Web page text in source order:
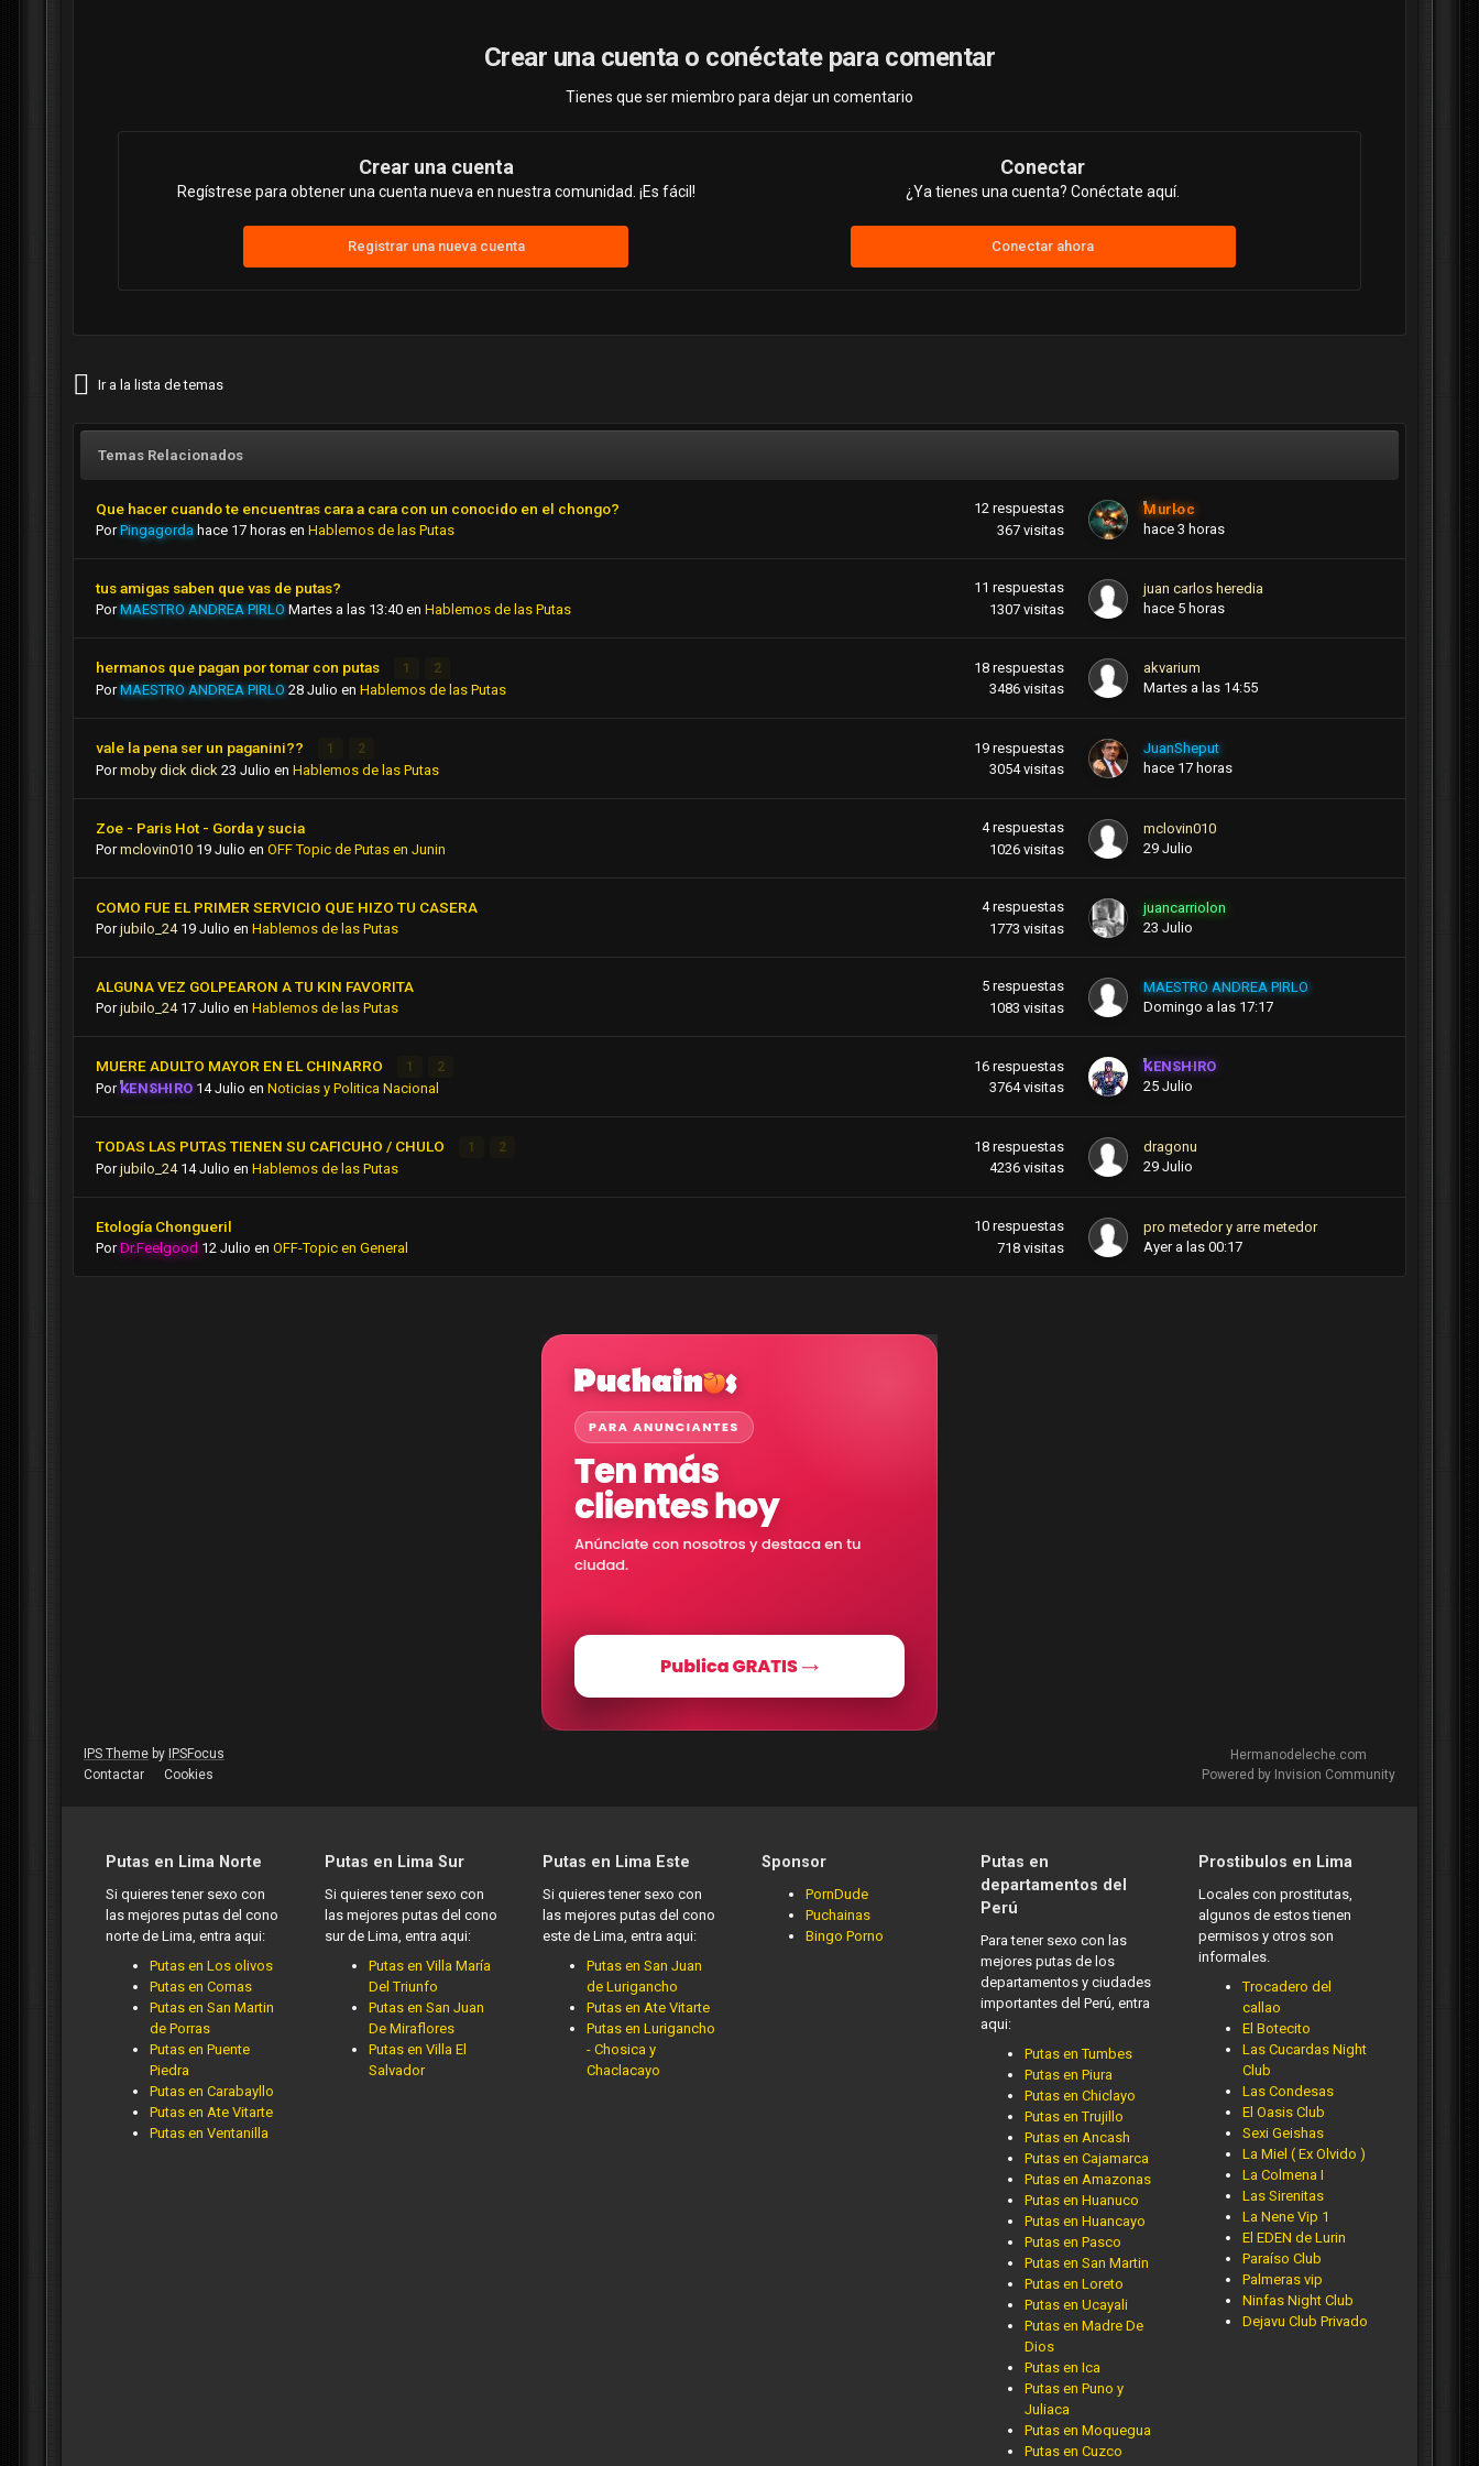
Crear una cuenta o conéctate para comentar
Tienes que ser miembro para dejar un comentario
Crear una cuenta
Regístrese para obtener una cuenta nueva en nuestra comunidad. ¡Es fácil!
Registrar una nueva cuenta
Conectar
¿Ya tienes una cuenta? Conéctate aquí.
Conectar ahora
Ir a la lista de temas
Temas Relacionados
Que hacer cuando te encuentras cara a cara con un conocido en el chongo?
PorPingagorda hace 17 horas en Hablemos de las Putas
12 respuestas
367 visitas
Murloc
hace 3 horas
tus amigas saben que vas de putas?
PorMAESTRO ANDREA PIRLO Martes a las 13:40 en Hablemos de las Putas
11 respuestas
1307 visitas
juan carlos heredia
hace 5 horas
hermanos que pagan por tomar con putas 1 2
PorMAESTRO ANDREA PIRLO 28 Julio en Hablemos de las Putas
18 respuestas
3486 visitas
akvarium
Martes a las 14:55
vale la pena ser un paganini?? 1 2
Pormoby dick dick 23 Julio en Hablemos de las Putas
19 respuestas
3054 visitas
JuanSheput
hace 17 horas
Zoe - Paris Hot - Gorda y sucia
Pormclovin010 19 Julio en OFF Topic de Putas en Junin
4 respuestas
1026 visitas
mclovin010
29 Julio
COMO FUE EL PRIMER SERVICIO QUE HIZO TU CASERA
Porjubilo_24 19 Julio en Hablemos de las Putas
4 respuestas
1773 visitas
juancarriolon
23 Julio
ALGUNA VEZ GOLPEARON A TU KIN FAVORITA
Porjubilo_24 17 Julio en Hablemos de las Putas
5 respuestas
1083 visitas
MAESTRO ANDREA PIRLO
Domingo a las 17:17
MUERE ADULTO MAYOR EN EL CHINARRO 1 2
PorKENSHIRO 14 Julio enNoticias y Politica Nacional
16 respuestas
3764 visitas
KENSHIRO
25 Julio
TODAS LAS PUTAS TIENEN SU CAFICUHO / CHULO 1 2
Porjubilo_24 14 Julio en Hablemos de las Putas
18 respuestas
4236 visitas
dragonu
29 Julio
Etología Chongueril
PorDr.Feelgood 12 Julio en OFF-Topic en General
10 respuestas
718 visitas
pro metedor y arre metedor
Ayer a las 00:17
IPS Theme by IPSFocus
Contactar
Cookies
Hermanodeleche.com
Powered by Invision Community
Putas en Lima Norte
Si quieres tener sexo con
las mejores putas del cono
norte de Lima, entra aqui:
Putas en Los olivos
Putas en Comas
Putas en San Martin
de Porras
Putas en Puente
Piedra
Putas en Carabayllo
Putas en Ate Vitarte
Putas en Ventanilla
Putas en Lima Sur
Si quieres tener sexo con
las mejores putas del cono
sur de Lima, entra aqui:
Putas en Villa María
Del Triunfo
Putas en San Juan
De Miraflores
Putas en Villa El
Salvador
Putas en Lima Este
Si quieres tener sexo con
las mejores putas del cono
este de Lima, entra aqui:
Putas en San Juan
de Lurigancho
Putas en Ate Vitarte
Putas en Lurigancho
- Chosica y
Chaclacayo
Sponsor
PornDude
Puchainas
Bingo Porno
Putas en
departamentos del
Perú
Para tener sexo con las
mejores putas de los
departamentos y ciudades
importantes del Perú, entra
aqui:
Putas en Tumbes
Putas en Piura
Putas en Chiclayo
Putas en Trujillo
Putas en Ancash
Putas en Cajamarca
Putas en Amazonas
Putas en Huanuco
Putas en Huancayo
Putas en Pasco
Putas en San Martin
Putas en Loreto
Putas en Ucayali
Putas en Madre De
Dios
Putas en Ica
Putas en Puno y
Juliaca
Putas en Moquegua
Putas en Cuzco
Prostibulos en Lima
Locales con prostitutas,
algunos de estos tienen
permisos y otros son
informales.
Trocadero del
callao
El Botecito
Las Cucardas Night
Club
Las Condesas
El Oasis Club
Sexi Geishas
La Miel ( Ex Olvido )
La Colmena I
Las Sirenitas
La Nene Vip 1
El EDEN de Lurin
Paraíso Club
Palmeras vip
Ninfas Night Club
Dejavu Club Privado